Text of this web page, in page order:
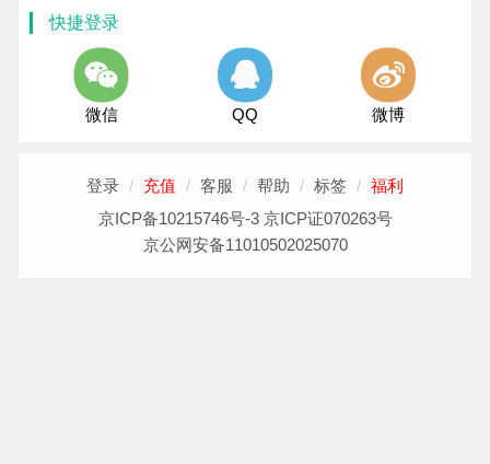
快捷登录
微信 QQ 微博
登录 / 充值 / 客服 / 帮助 / 标签 / 福利
京ICP备10215746号-3 京ICP证070263号
京公网安备11010502025070